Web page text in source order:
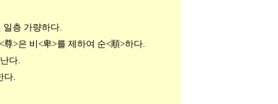
층 가량하다.
>은 비<卑>를 제하여 순<順>하다.
다.
다.